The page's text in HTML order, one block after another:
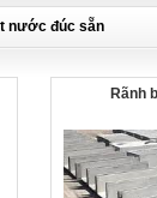
nước đúc sẵn
Rãnh